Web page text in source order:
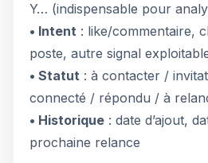
Y… (indispensable pour
• Intent : like/commentaire,
poste, autre signal
• Statut : à contacter /
connecté / répondu / à
• Historique : date d’ajout,
prochaine relance